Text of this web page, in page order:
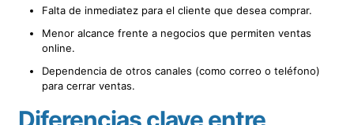
Falta de inmediatez para el cliente que desea comprar.
Menor alcance frente a negocios que permiten ventas
online.
Dependencia de otros canales (como correo o teléfono)
para cerrar ventas.